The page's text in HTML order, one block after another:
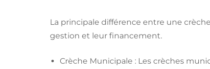
La principale différence entre une
gestion et leur financement.
Crèche Municipale : Les crèches